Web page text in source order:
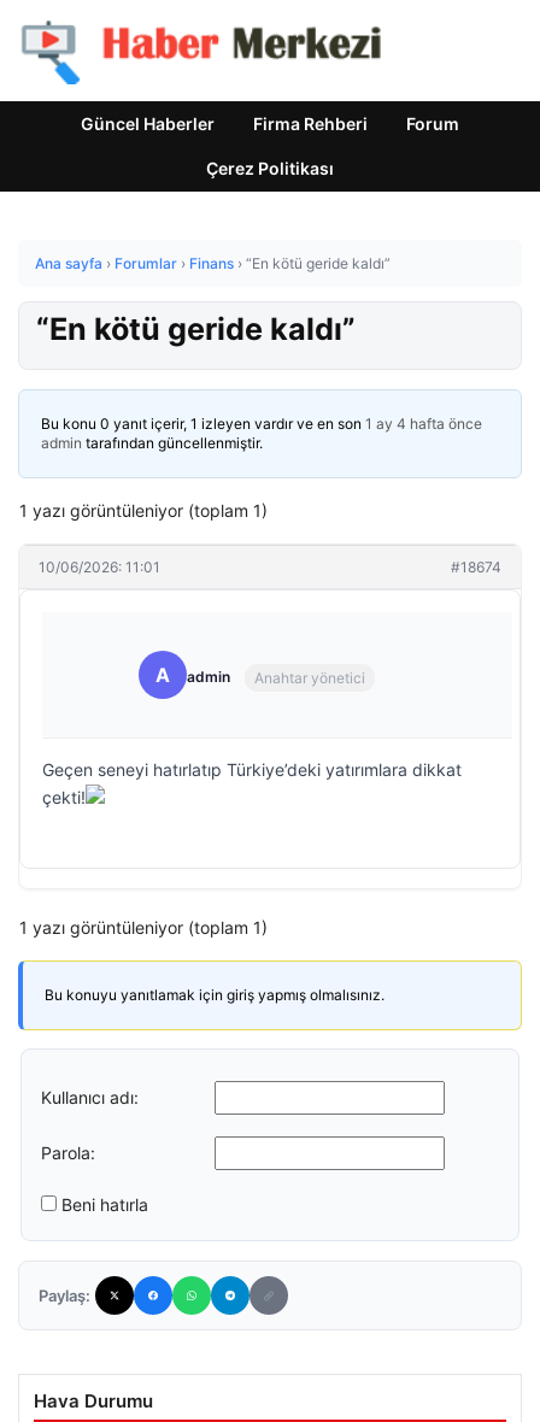
Güncel Haberler Firma Rehberi Forum
Çerez Politikası
Ana sayfa › Forumlar › Finans › “En kötü geride kaldı”
“En kötü geride kaldı”
Bu konu 0 yanıt içerir, 1 izleyen vardır ve en son 1 ay 4 hafta önce
admin tarafından güncellenmiştir.
1 yazı görüntüleniyor (toplam 1)
10/06/2026: 11:01 #18674
A admin Anahtar yönetici
Geçen seneyi hatırlatıp Türkiye’deki yatırımlara dikkat
çekti!
1 yazı görüntüleniyor (toplam 1)
Bu konuyu yanıtlamak için giriş yapmış olmalısınız.
Kullanıcı adı:
Parola:
Beni hatırla
Paylaş:
Hava Durumu